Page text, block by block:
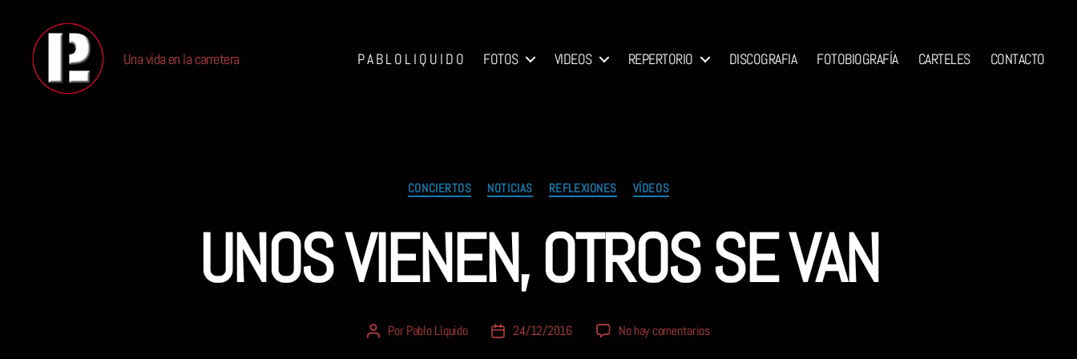
Una vida en la carretera P A B L O L I Q U I D O FOTOS VIDEOS REPERTORIO DISCOGRAFIA FOTOBIOGRAFÍA CARTELES CONTACTO
Categorías
CONCIERTOS NOTICIAS REFLEXIONES VÍDEOS
UNOS VIENEN, OTROS SE VAN
AutorPorPablo Líquido
Fecha24/12/2016 No hay comentariosen